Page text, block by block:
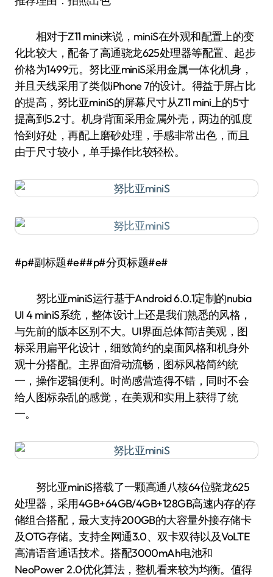
相对于Z11 mini来说，miniS在外观和配置上的变
化比较大，配备了高通骁龙625处理器等配置、起步
价格为1499元。努比亚miniS采用金属一体化机身，
并且天线采用了类似iPhone 7的设计。得益于屏占比
的提高，努比亚miniS的屏幕尺寸从Z11 mini上的5寸
提高到5.2寸。机身背面采用金属外壳，两边的弧度
恰到好处，再配上磨砂处理，手感非常出色，而且
由于尺寸较小，单手操作比较轻松。
#p#副标题#e##p#分页标题#e#
努比亚miniS运行基于Android 6.0.1定制的nubia
UI 4 miniS系统，整体设计上还是我们熟悉的风格，
与先前的版本区别不大。UI界面总体简洁美观，图
标采用扁平化设计，细致简约的桌面风格和机身外
观十分搭配。主界面滑动流畅，图标风格简约统
一，操作逻辑便利。时尚感营造得不错，同时不会
给人图标杂乱的感觉，在美观和实用上获得了统
一。
努比亚miniS搭载了一颗高通八核64位骁龙625
处理器，采用4GB+64GB/4GB+128GB高速内存的存
储组合搭配，最大支持200GB的大容量外接存储卡
及OTG存储。支持全网通3.0、双卡双待以及VoLTE
高清语音通话技术。搭配3000mAh电池和
NeoPower 2.0优化算法，整机看来较为均衡。值得